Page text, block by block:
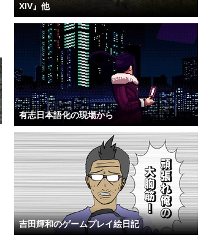
XIV』他
有志日本語化の現場から
吉田輝和のゲームプレイ絵日記